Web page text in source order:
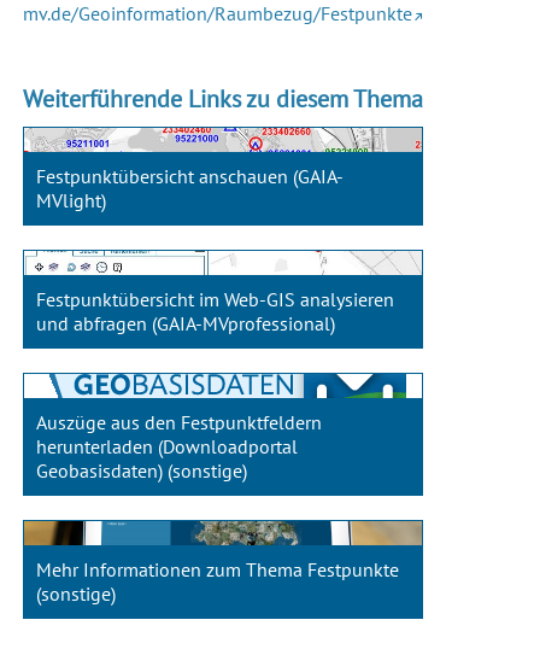
mv.de/Geoinformation/Raumbezug/Festpunkte
Weiterführende Links zu diesem Thema
Festpunktübersicht anschauen (GAIA-
MVlight)
Festpunktübersicht im Web-GIS analysieren
und abfragen (GAIA-MVprofessional)
Auszüge aus den Festpunktfeldern
herunterladen (Downloadportal
Geobasisdaten) (sonstige)
Mehr Informationen zum Thema Festpunkte
(sonstige)